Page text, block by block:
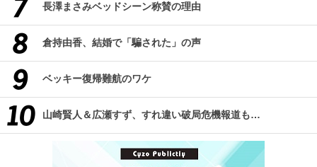
長澤まさみベッドシーン称賛の理由
倉持由香、結婚で「騙された」の声
ベッキー復帰難航のワケ
山崎賢人＆広瀬すず、すれ違い破局危機報道も…